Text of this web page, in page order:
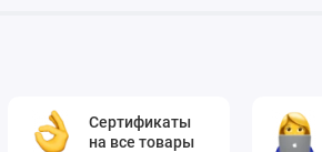
Сертификаты
на все товары